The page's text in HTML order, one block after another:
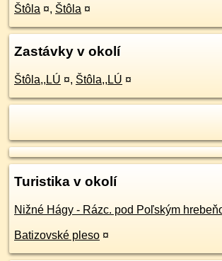
Štôla ¤, Štôla ¤
Zastávky v okolí
Štôla,,LÚ ¤, Štôla,,LÚ ¤
Turistika v okolí
Nižné Hágy - Rázc. pod Poľským
Batizovské pleso ¤